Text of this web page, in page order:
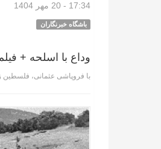
17:34 - 20 مهر 1404
باشگاه خبرنگاران
وداع با اسلحه +
با فروپاشی عثمانی،